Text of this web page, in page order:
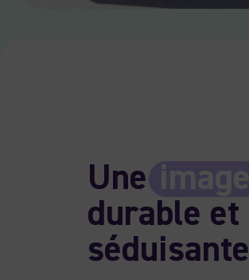
Une image
durable et
séduisante